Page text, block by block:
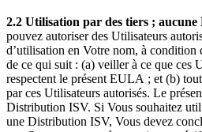
2.2 Utilisation par des tiers ;
pouvez autoriser des Utilisateurs
d’utilisation en Votre nom, à condition
de ce qui suit : (a) veiller à ce que ces
respectent le présent EULA ; et (b)
par ces Utilisateurs autorisés. Le
Distribution ISV. Si Vous souhaitez
une Distribution ISV, Vous devez